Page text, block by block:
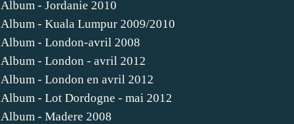
Album - Jordanie 2010
Album - Kuala Lumpur 2009/2010
Album - London-avril 2008
Album - London - avril 2012
Album - London en avril 2012
Album - Lot Dordogne - mai 2012
Album - Madere 2008